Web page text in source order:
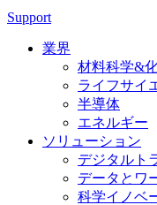
Support
業界
材料科学&
ライフサイ
半導体
エネルギー
ソリューション
デジタルト
データとワ
科学イノベ